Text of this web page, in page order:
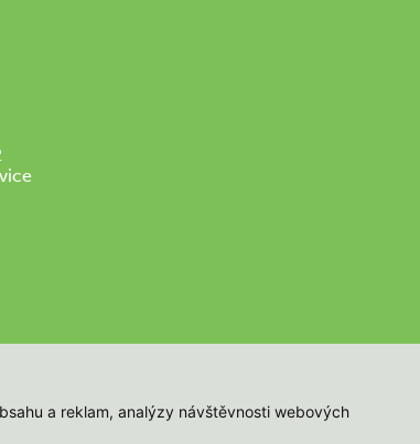
a reklam, analýzy návštěvnosti webových